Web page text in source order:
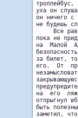
уха он
он ничего с
не будешь
Все
пока не
на  Малой
за билет,
его.  От
на  его
отпрыгнул
быть
заметил,